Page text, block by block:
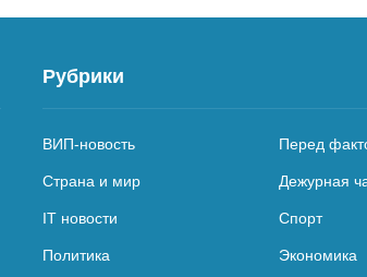
Рубрики
ВИП-новость Перед
Страна и мир Дежурная
IT новости Спорт
Политика Экономика